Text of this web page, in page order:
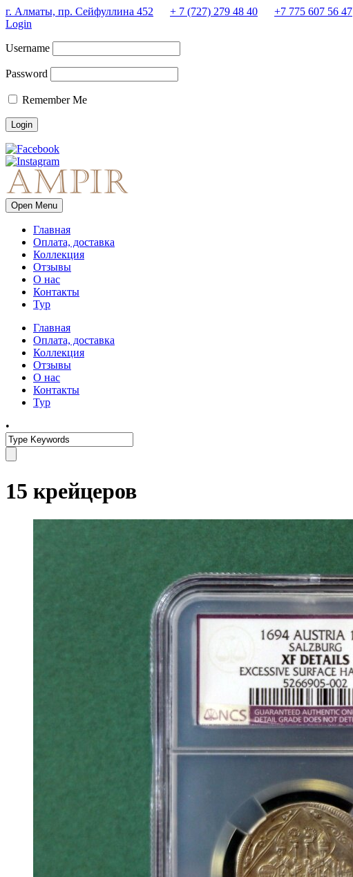
г. Алматы, пр. Сейфуллина 452 + 7 (727) 279 48 40 +7 775 607 56 47
Login
Username
Password
Remember Me
Open Menu
Главная
Оплата, доставка
Коллекция
Отзывы
О нас
Контакты
Тур
Главная
Оплата, доставка
Коллекция
Отзывы
О нас
Контакты
Тур
•
15 крейцеров